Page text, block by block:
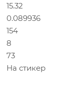
15.32
0.089936
154
8
73
На стикер